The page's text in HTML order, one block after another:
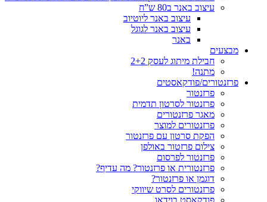
עיצוב באנר ב80 ש”ח
עיצוב באנר ליוטיוב
עיצוב באנר לגוגל
באנר
מבצעים
חבילת מיתוג לעסק 2+2
מתנה!
פרזנטורים/פודקאסטים
פרזנטור
פרזנטור לסרטון תדמית
מאגר פרזנטורים
פרזנטורים למוצר
הפקת סרטון עם פרזנטור
צילום פרזטור באולפן
פרזנטור לפרסום
פרזנטורית או פרזנטור? מה עדיף?
דוגמן או פרזנטור?
פרזנטורים לסרט שיווקי
פודקאסט בוידאו